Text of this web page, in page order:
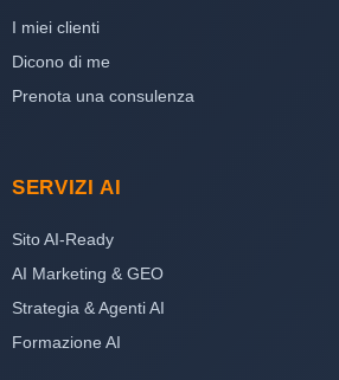
I miei clienti
Dicono di me
Prenota una consulenza
SERVIZI AI
Sito AI-Ready
AI Marketing & GEO
Strategia & Agenti AI
Formazione AI